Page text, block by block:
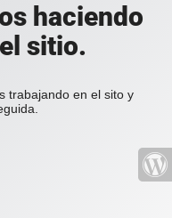
haciendo
sitio.
trabajando en el sito y